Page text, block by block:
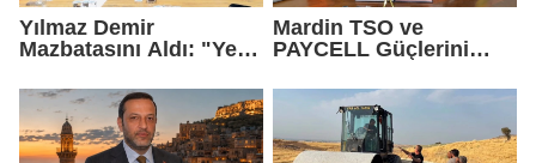
Yılmaz Demir
Mazbatasını Aldı: "Yeni
Geldik"
Mardin TSO ve
PAYCELL Güçlerini